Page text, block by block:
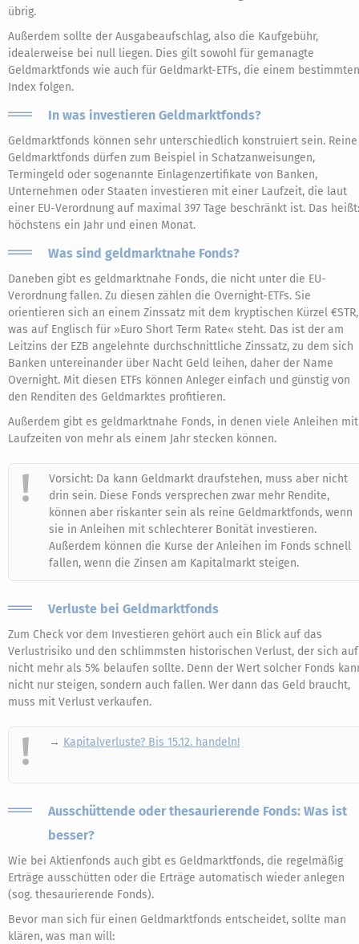
übrig.
Außerdem sollte der Ausgabeaufschlag, also die Kaufgebühr,
idealerweise bei null liegen. Dies gilt sowohl für gemanagte
Geldmarktfonds wie auch für Geldmarkt-ETFs, die einem bestimmten
Index folgen.
In was investieren Geldmarktfonds?
Geldmarktfonds können sehr unterschiedlich konstruiert sein. Reine
Geldmarktfonds dürfen zum Beispiel in Schatzanweisungen,
Termingeld oder sogenannte Einlagenzertifikate von Banken,
Unternehmen oder Staaten investieren mit einer Laufzeit, die laut
einer EU-Verordnung auf maximal 397 Tage beschränkt ist. Das heißt:
höchstens ein Jahr und einen Monat.
Was sind geldmarktnahe Fonds?
Daneben gibt es geldmarktnahe Fonds, die nicht unter die EU-
Verordnung fallen. Zu diesen zählen die Overnight-ETFs. Sie
orientieren sich an einem Zinssatz mit dem kryptischen Kürzel €STR,
was auf Englisch für »Euro Short Term Rate« steht. Das ist der am
Leitzins der EZB angelehnte durchschnittliche Zinssatz, zu dem sich
Banken untereinander über Nacht Geld leihen, daher der Name
Overnight. Mit diesen ETFs können Anleger einfach und günstig von
den Renditen des Geldmarktes profitieren.
Außerdem gibt es geldmarktnahe Fonds, in denen viele Anleihen mit
Laufzeiten von mehr als einem Jahr stecken können.
Vorsicht: Da kann Geldmarkt draufstehen, muss aber nicht
drin sein. Diese Fonds versprechen zwar mehr Rendite,
können aber riskanter sein als reine Geldmarktfonds, wenn
sie in Anleihen mit schlechterer Bonität investieren.
Außerdem können die Kurse der Anleihen im Fonds schnell
fallen, wenn die Zinsen am Kapitalmarkt steigen.
Verluste bei Geldmarktfonds
Zum Check vor dem Investieren gehört auch ein Blick auf das
Verlustrisiko und den schlimmsten historischen Verlust, der sich auf
nicht mehr als 5% belaufen sollte. Denn der Wert solcher Fonds
nicht nur steigen, sondern auch fallen. Wer dann das Geld braucht,
muss mit Verlust verkaufen.
→ Kapitalverluste? Bis 15.12. handeln!
Ausschüttende oder thesaurierende Fonds: Was ist
besser?
Wie bei Aktienfonds auch gibt es Geldmarktfonds, die regelmäßig
Erträge ausschütten oder die Erträge automatisch wieder anlegen
(sog. thesaurierende Fonds).
Bevor man sich für einen Geldmarktfonds entscheidet, sollte man
klären, was man will: